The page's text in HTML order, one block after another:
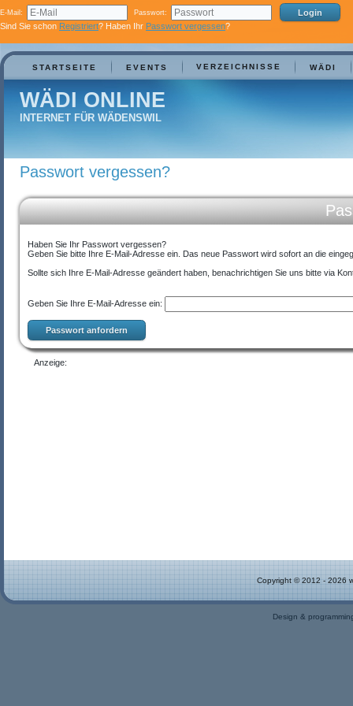
E-Mail: Passwort:
Sind Sie schon Registriert? Haben Ihr Passwort vergessen?
STARTSEITE EVENTS VERZEICHNISSE WÄDI
Passwort vergessen?
WÄDI ONLINE
INTERNET FÜR WÄDENSWIL
Haben Sie Ihr Passwort vergessen?
Geben Sie bitte Ihre E-Mail-Adresse ein. Das neue Passwort wird sofort an die
Sollte sich Ihre E-Mail-Adresse geändert haben, benachrichtigen Sie uns bitte via
Geben Sie Ihre E-Mail-Adresse ein:
Anzeige:
Copyright © 2012 - 2026
Design &